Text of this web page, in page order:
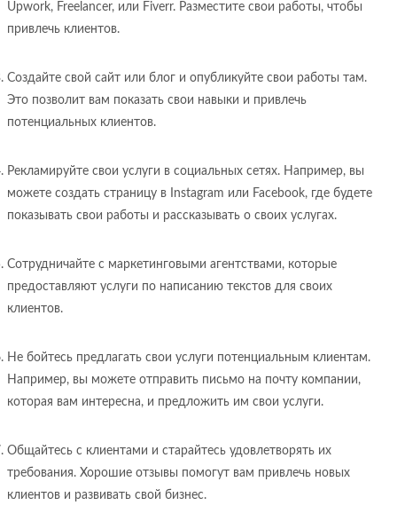
Upwork, Freelancer, или Fiverr. Разместите свои работы, чтобы
привлечь клиентов.
Создайте свой сайт или блог и опубликуйте свои работы там.
Это позволит вам показать свои навыки и привлечь
потенциальных клиентов.
Рекламируйте свои услуги в социальных сетях. Например, вы
можете создать страницу в Instagram или Facebook, где будете
показывать свои работы и рассказывать о своих услугах.
Сотрудничайте с маркетинговыми агентствами, которые
предоставляют услуги по написанию текстов для своих
клиентов.
Не бойтесь предлагать свои услуги потенциальным клиентам.
Например, вы можете отправить письмо на почту компании,
которая вам интересна, и предложить им свои услуги.
Общайтесь с клиентами и старайтесь удовлетворять их
требования. Хорошие отзывы помогут вам привлечь новых
клиентов и развивать свой бизнес.